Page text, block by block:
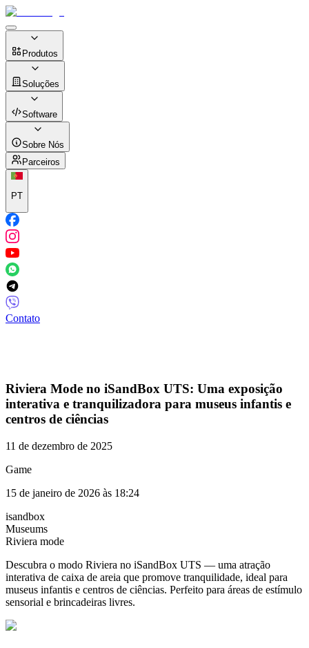
Produtos
Soluções
Software
Sobre Nós
Parceiros
PT
Contato
Riviera Mode no iSandBox UTS: Uma exposição
interativa e tranquilizadora para museus infantis e
centros de ciências
11 de dezembro de 2025
Game
15 de janeiro de 2026 às 18:24
isandbox
Museums
Riviera mode
Descubra o modo Riviera no iSandBox UTS — uma atração
interativa de caixa de areia que promove tranquilidade, ideal para
museus infantis e centros de ciências. Perfeito para áreas de estímulo
sensorial e brincadeiras livres.